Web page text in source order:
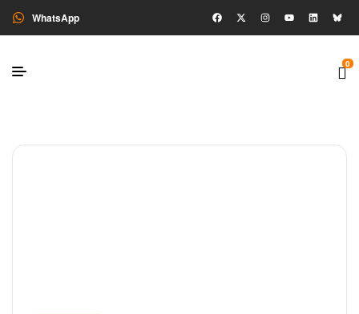
WhatsApp
0